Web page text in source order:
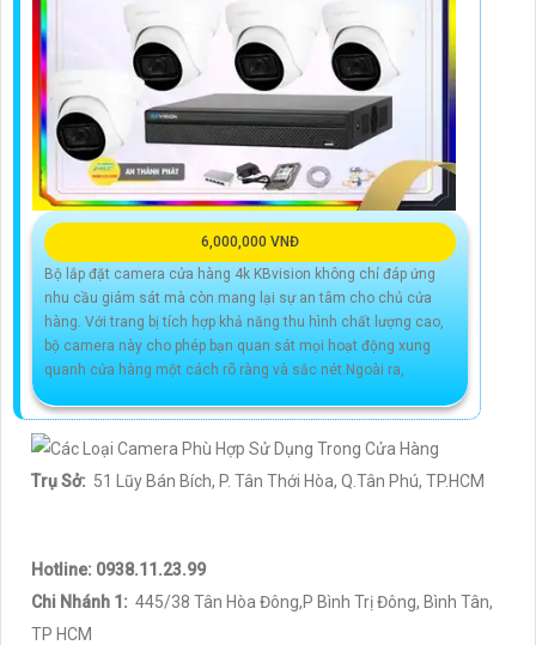
6,000,000 VNĐ
Bộ lắp đặt camera cửa hàng 4k KBvision không chỉ đáp ứng
nhu cầu giám sát mà còn mang lại sự an tâm cho chủ cửa
hàng. Với trang bị tích hợp khả năng thu hình chất lượng cao,
bộ camera này cho phép bạn quan sát mọi hoạt động xung
quanh cửa hàng một cách rõ ràng và sắc nét.Ngoài ra,
Trụ Sở: 51 Lũy Bán Bích, P. Tân Thới Hòa, Q.Tân Phú, TP.HCM
Hotline: 0938.11.23.99
Chi Nhánh 1: 445/38 Tân Hòa Đông,P Bình Trị Đông, Bình Tân,
TP HCM